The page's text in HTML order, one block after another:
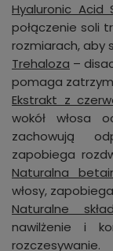
Hyaluronic Acid
połączenie soli
rozmiarach, aby
Trehaloza –
pomaga
Ekstrakt z
wokół włosa
zachowują
zapobiega
Naturalna
włosy,
Naturalne
nawilżenie i
rozczesywanie.